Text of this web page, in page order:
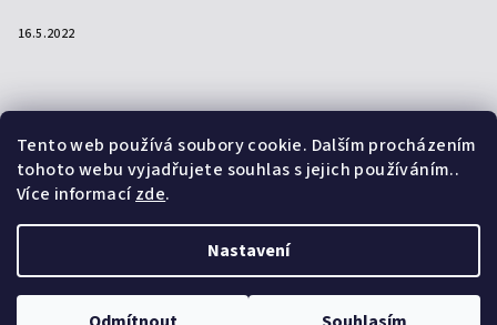
Tento web používá soubory cookie. Dalším procházením
tohoto webu vyjadřujete souhlas s jejich používáním..
Více informacízde.
Nastavení
16.5.2022
Přijímáme online platby
Upravit nastavení cookies